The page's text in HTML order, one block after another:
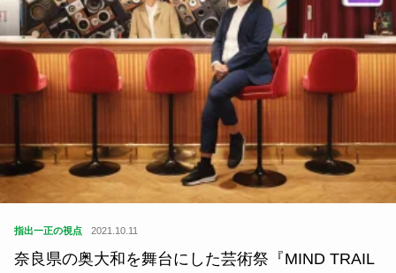
指出一正の視点 2021.10.11
奈良県の奥大和を舞台にした芸術祭『MIND TRAIL